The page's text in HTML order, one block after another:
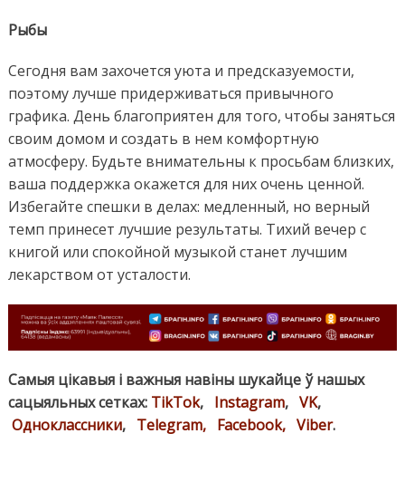
Рыбы
Сегодня вам захочется уюта и предсказуемости,
поэтому лучше придерживаться привычного
графика. День благоприятен для того, чтобы заняться
своим домом и создать в нем комфортную
атмосферу. Будьте внимательны к просьбам близких,
ваша поддержка окажется для них очень ценной.
Избегайте спешки в делах: медленный, но верный
темп принесет лучшие результаты. Тихий вечер с
книгой или спокойной музыкой станет лучшим
лекарством от усталости.
Самыя цікавыя і важныя навіны шукайце ў нашых
сацыяльных сетках: TikTok, Instagram, VK,
Одноклассники, Telegram, Facebook, Viber.